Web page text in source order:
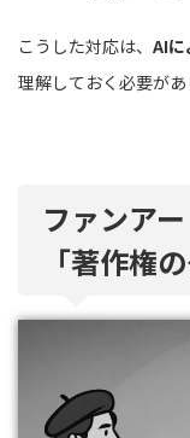
こうした対応は、 AIに
理解しておく必要があ
ファンア
「著作権